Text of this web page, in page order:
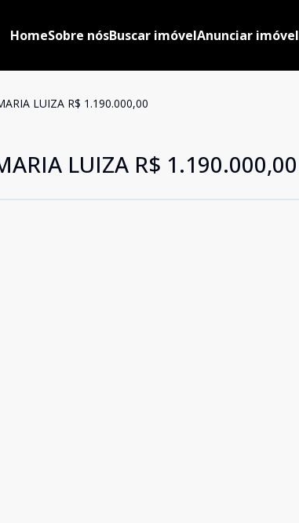
HomeSobre nósBuscar imóvelAnunciar imóvel
LUIZA R$ 1.190.000,00
LUIZA R$ 1.190.000,00